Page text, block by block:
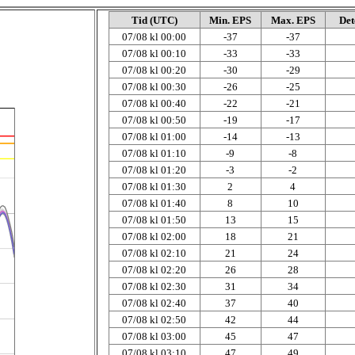
Tid (UTC) Min. EPS Max. EPS
07/08 kl 00:00
-37
-37
07/08 kl 00:10
-33
-33
07/08 kl 00:20
-30
-29
07/08 kl 00:30
-26
-25
07/08 kl 00:40
-22
-21
07/08 kl 00:50
-19
-17
07/08 kl 01:00
-14
-13
07/08 kl 01:10
-9
-8
07/08 kl 01:20
-3
-2
07/08 kl 01:30
2
4
07/08 kl 01:40
8
10
07/08 kl 01:50
13
15
07/08 kl 02:00
18
21
07/08 kl 02:10
21
24
07/08 kl 02:20
26
28
07/08 kl 02:30
31
34
07/08 kl 02:40
37
40
07/08 kl 02:50
42
44
07/08 kl 03:00
45
47